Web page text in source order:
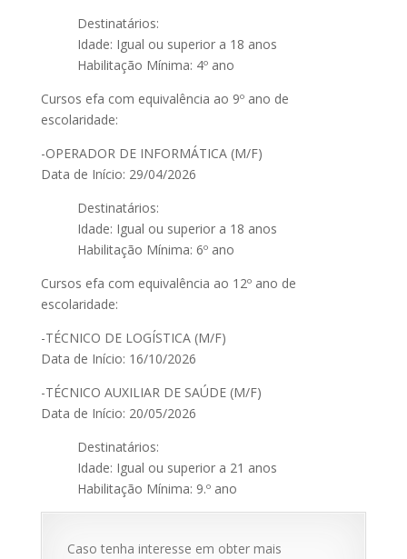
Destinatários:
Idade: Igual ou superior a 18 anos
Habilitação Mínima: 4º ano
Cursos efa com equivalência ao 9º ano de
escolaridade:
-OPERADOR DE INFORMÁTICA (M/F)
Data de Início: 29/04/2026
Destinatários:
Idade: Igual ou superior a 18 anos
Habilitação Mínima: 6º ano
Cursos efa com equivalência ao 12º ano de
escolaridade:
-TÉCNICO DE LOGÍSTICA (M/F)
Data de Início: 16/10/2026
-TÉCNICO AUXILIAR DE SAÚDE (M/F)
Data de Início: 20/05/2026
Destinatários:
Idade: Igual ou superior a 21 anos
Habilitação Mínima: 9.º ano
Caso tenha interesse em obter mais